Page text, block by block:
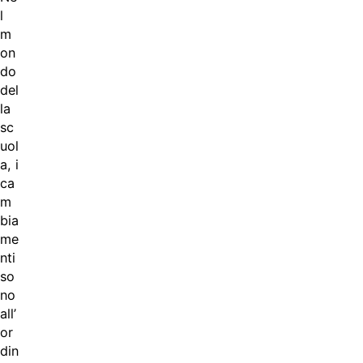
l
m
on
do
del
la
sc
uol
a, i
ca
m
bia
me
nti
so
no
all’
or
din